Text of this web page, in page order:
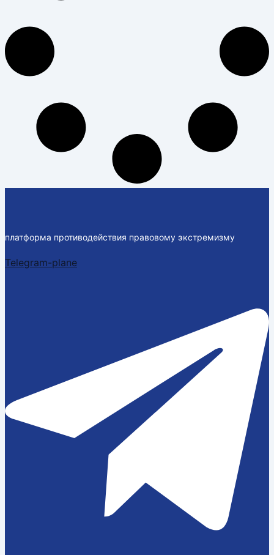
платформа противодействия правовому экстремизму
Telegram-plane